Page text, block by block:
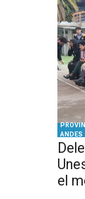
ANDES
el